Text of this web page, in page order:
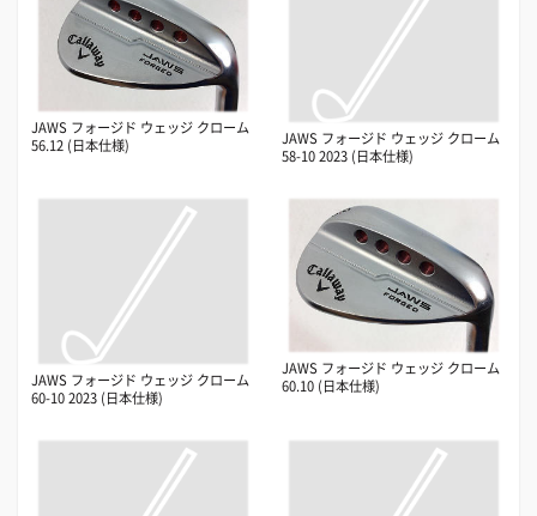
JAWS フォージド ウェッジ クローム
56.12 (日本仕様)
JAWS フォージド ウェッジ クローム
58-10 2023 (日本仕様)
JAWS フォージド ウェッジ クローム
60-10 2023 (日本仕様)
JAWS フォージド ウェッジ クローム
60.10 (日本仕様)